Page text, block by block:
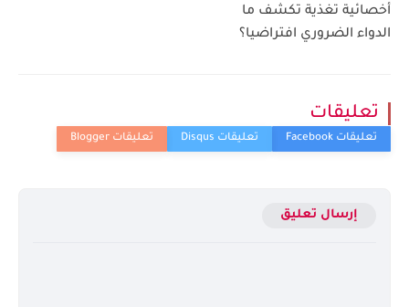
أخصائية تغذية تكشف ما
الدواء الضروري افتراضيا؟
تعليقات
إرسال تعليق